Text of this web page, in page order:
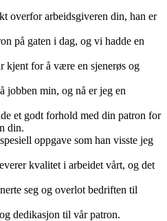
overfor arbeidsgiveren din, han er
på gaten i dag, og vi hadde en
kjent for å være en sjenerøs og
jobben min, og nå er jeg en
et godt forhold med din patron for
din.
oppgave som han visste jeg
kvalitet i arbeidet vårt, og det
seg og overlot bedriften til
dedikasjon til vår patron.